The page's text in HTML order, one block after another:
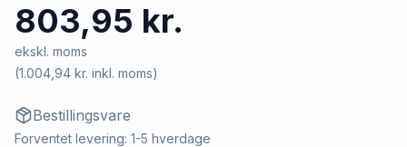
803,95 kr.
ekskl. moms
(1.004,94 kr. inkl. moms)
Bestillingsvare
Forventet levering: 1-5 hverdage